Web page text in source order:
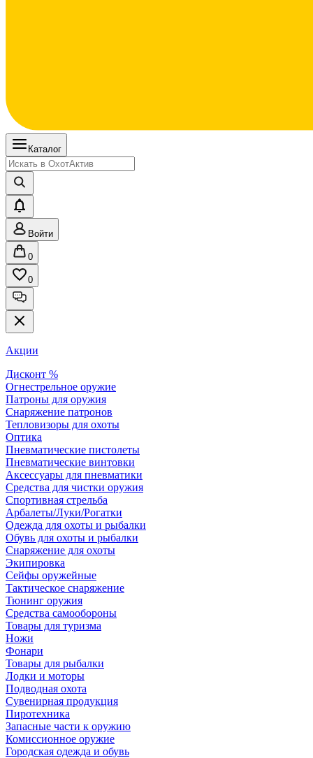
Каталог
Войти
0
0
Акции
Дисконт %
Огнестрельное оружие
Патроны для оружия
Снаряжение патронов
Тепловизоры для охоты
Оптика
Пневматические пистолеты
Пневматические винтовки
Аксессуары для пневматики
Средства для чистки оружия
Спортивная стрельба
Арбалеты/Луки/Рогатки
Одежда для охоты и рыбалки
Обувь для охоты и рыбалки
Снаряжение для охоты
Экипировка
Сейфы оружейные
Тактическое снаряжение
Тюнинг оружия
Средства самообороны
Товары для туризма
Ножи
Фонари
Товары для рыбалки
Лодки и моторы
Подводная охота
Сувенирная продукция
Пиротехника
Запасные части к оружию
Комиссионное оружие
Городская одежда и обувь